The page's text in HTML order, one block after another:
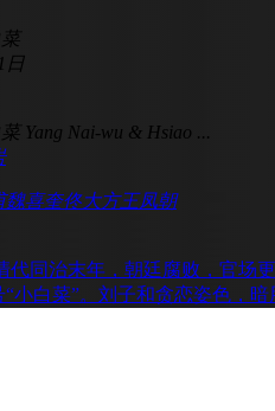
日
Yang Nai-wu & Hsiao ...
魏喜奎佟大方王凤朝
代同治末年，朝廷腐败，官场
小白菜”。刘子和贪恋姿色，